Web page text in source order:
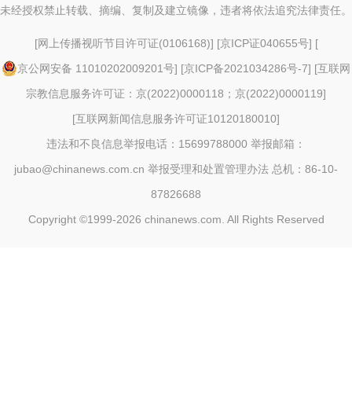
未经授权禁止转载、摘编、复制及建立镜像，违者将依法追究法律责任。
[网上传播视听节目许可证(0106168)] [京ICP证040655号] [
京公网安备 11010202009201号] [京ICP备2021034286号-7] [互联网
宗教信息服务许可证：京(2022)0000118；京(2022)0000119]
[互联网新闻信息服务许可证10120180010]
违法和不良信息举报电话：15699788000 举报邮箱：
jubao@chinanews.com.cn 举报受理和处置管理办法 总机：86-10-
87826688
Copyright ©1999-2026 chinanews.com. All Rights Reserved